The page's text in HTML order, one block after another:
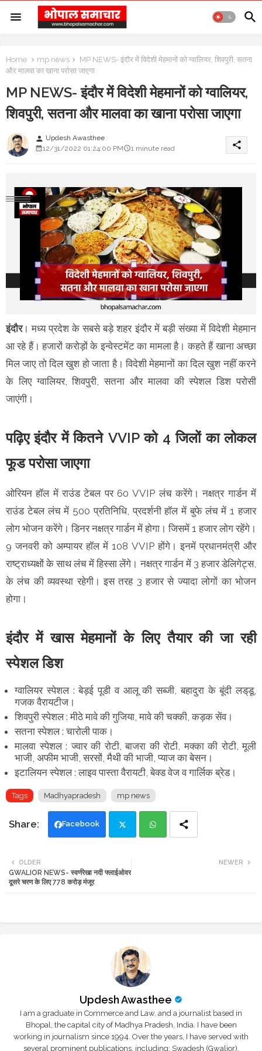
Home mp news
MP NEWS- इंदौर में विदेशी मेहमानों को ग्वालियर, शिवपुरी, सतना
और मालवा का खाना परोसा जाएगा
MP NEWS- इंदौर में विदेशी मेहमानों को ग्वालियर,
शिवपुरी, सतना और मालवा का खाना परोसा जाएगा
person Updesh Awasthee
12/31/2022 01:24:00 PM
1 minute read share
इंदौर। मध्य प्रदेश के सबसे बड़े शहर इंदौर में बड़ी संख्या में विदेशी मेहमान
आ रहे हैं। हजारों करोड़ों के इन्वेस्टमेंट का मामला है। कहते हैं खाना अच्छा
मिल जाए तो दिल खुश हो जाता है। विदेशी मेहमानों का दिल खुश नहीं करने
के लिए ग्वालियर, शिवपुरी, सतना और मालवा की स्पेशल डिश परोसी
जाएंगी।
पढ़िए इंदौर में कितने VVIP को 4 जिलों का लोकल
फूड परोसा जाएगा
ओरियन हॉल में राउंड टेबल पर 60 VVIP लंच करेंगे। नक्षत्र गार्डन में
राउंड टेबल लंच में 500 प्रतिनिधि, प्रदर्शनी हॉल में बुफे लंच में 1 हजार
लोग भोजन करेंगे। डिनर नक्षत्र गार्डन में होगा। जिसमें 1 हजार लोग रहेंगे।
9 जनवरी को अम्पायर हॉल में 108 VVIP होंगे। इनमें प्रधानमंत्री और
राष्ट्राध्यक्षों के साथ लंच में हिस्सा लेंगे। नक्षत्र गार्डन में 3 हजार डेलिगेट्स,
के लंच की व्यवस्था रहेगी। इस तरह 3 हजार से ज्यादा लोगों का भोजन
होगा।
इंदौर में खास मेहमानों के लिए तैयार की जा रही
स्पेशल डिश
ग्वालियर स्पेशल : बेड़ई पूडी व आलू की सब्जी, बहादुरा के बूंदी लड्‌डू,
गजक वैरायटीज।
शिवपुरी स्पेशल : मीठे मावे की गुजिया, मावे की चक्की, कड़क सेंव।
सतना स्पेशल : चारोली पाक।
मालवा स्पेशल : ज्वार की रोटी, बाजरा की रोटी, मक्का की रोटी, मूली
भाजी, अफीम भाजी, सरसों, मैथी की भाजी, प्याज का बेसन।
इटालियन स्पेशल : लाइव पास्ता वैरायटी, बेक्ड वेज व गार्लिक ब्रेड।
Tags Madhyapradesh mp news
Facebook
tte
NEWER
OLDER
GWALIOR NEWS- स्वर्णरेखा नदी फ्लाईओवर
दूसरे चरण के लिए 778 करोड़ मंजूर
Updesh Awasthee
I am a graduate in Commerce and Law, and a journalist based in
Bhopal, the capital city of Madhya Pradesh, India. I have been
working in journalism since 1994. Over the years, I have served with
several prominent publications, including: Swadesh (Gwalior),